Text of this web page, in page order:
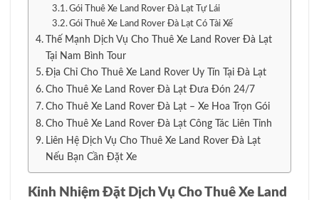
Gói Thuê Xe Land Rover Đà Lạt Tự Lái
Gói Thuê Xe Land Rover Đà Lạt Có Tài Xế
Thế Mạnh Dịch Vụ Cho Thuê Xe Land Rover Đà Lạt
Tại Nam Bình Tour
Địa Chỉ Cho Thuê Xe Land Rover Uy Tín Tại Đà Lạt
Cho Thuê Xe Land Rover Đà Lạt Đưa Đón 24/7
Cho Thuê Xe Land Rover Đà Lạt – Xe Hoa Trọn Gói
Cho Thuê Xe Land Rover Đà Lạt Công Tác Liên Tỉnh
Liên Hệ Dịch Vụ Cho Thuê Xe Land Rover Đà Lạt
Nếu Bạn Cần Đặt Xe
Kinh Nhiệm Đặt Dịch Vụ Cho Thuê Xe Land